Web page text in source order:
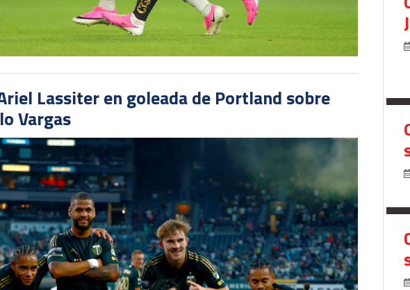
Lassiter en goleada de Portland sobre
Vargas